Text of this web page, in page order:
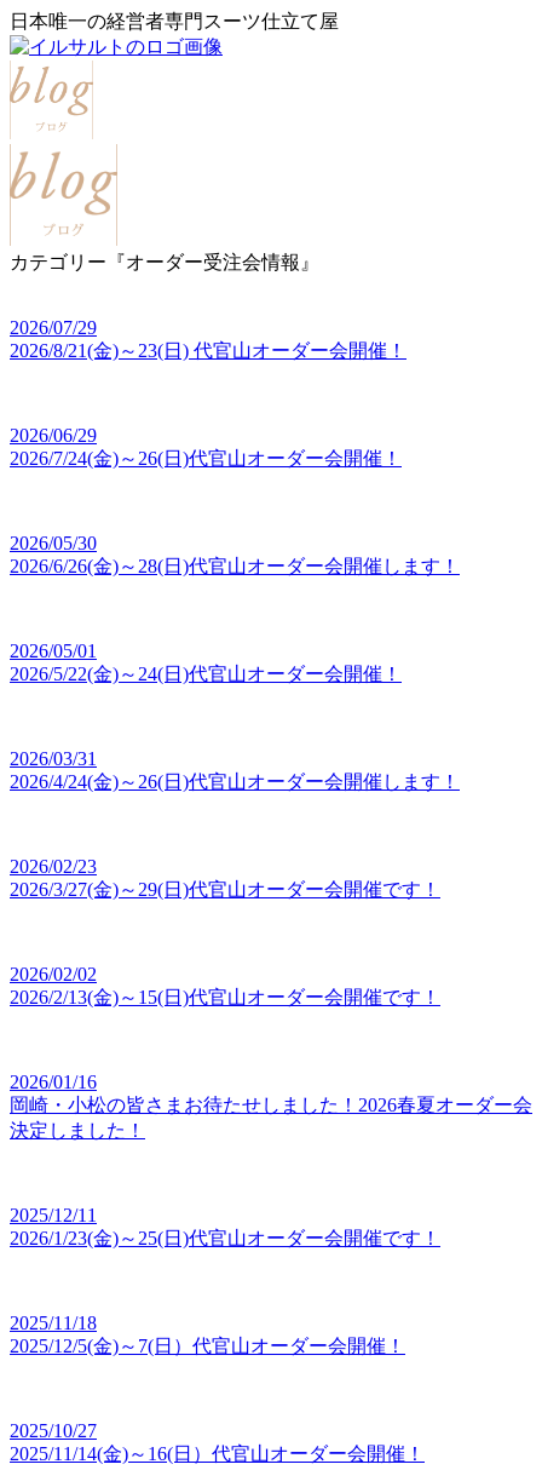
日本唯一の経営者専門スーツ仕立て屋
カテゴリー『オーダー受注会情報』
2026/07/29
2026/8/21(金)～23(日) 代官山オーダー会開催！
2026/06/29
2026/7/24(金)～26(日)代官山オーダー会開催！
2026/05/30
2026/6/26(金)～28(日)代官山オーダー会開催します！
2026/05/01
2026/5/22(金)～24(日)代官山オーダー会開催！
2026/03/31
2026/4/24(金)～26(日)代官山オーダー会開催します！
2026/02/23
2026/3/27(金)～29(日)代官山オーダー会開催です！
2026/02/02
2026/2/13(金)～15(日)代官山オーダー会開催です！
2026/01/16
岡崎・小松の皆さまお待たせしました！2026春夏オーダー会
決定しました！
2025/12/11
2026/1/23(金)～25(日)代官山オーダー会開催です！
2025/11/18
2025/12/5(金)～7(日）代官山オーダー会開催！
2025/10/27
2025/11/14(金)～16(日）代官山オーダー会開催！